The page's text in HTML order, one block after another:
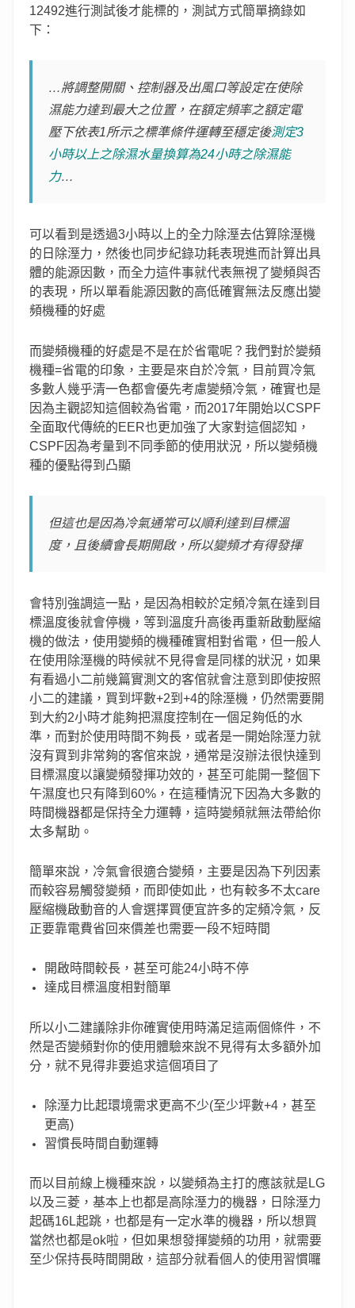
12492進行測試後才能標的，測試方式簡單摘錄如
下：
…將調整開關、控制器及出風口等設定在使除
濕能力達到最大之位置，在額定頻率之額定電
壓下依表1所示之標準條件運轉至穩定後測定3
小時以上之除濕水量換算為24小時之除濕能
力…
可以看到是透過3小時以上的全力除溼去估算除溼機
的日除溼力，然後也同步紀錄功耗表現進而計算出具
體的能源因數，而全力這件事就代表無視了變頻與否
的表現，所以單看能源因數的高低確實無法反應出變
頻機種的好處
而變頻機種的好處是不是在於省電呢？我們對於變頻
機種=省電的印象，主要是來自於冷氣，目前買冷氣
多數人幾乎清一色都會優先考慮變頻冷氣，確實也是
因為主觀認知這個較為省電，而2017年開始以CSPF
全面取代傳統的EER也更加強了大家對這個認知，
CSPF因為考量到不同季節的使用狀況，所以變頻機
種的優點得到凸顯
但這也是因為冷氣通常可以順利達到目標溫
度，且後續會長期開啟，所以變頻才有得發揮
會特別強調這一點，是因為相較於定頻冷氣在達到目
標溫度後就會停機，等到溫度升高後再重新啟動壓縮
機的做法，使用變頻的機種確實相對省電，但一般人
在使用除溼機的時候就不見得會是同樣的狀況，如果
有看過小二前幾篇實測文的客倌就會注意到即使按照
小二的建議，買到坪數+2到+4的除溼機，仍然需要開
到大約2小時才能夠把濕度控制在一個足夠低的水
準，而對於使用時間不夠長，或者是一開始除溼力就
沒有買到非常夠的客倌來說，通常是沒辦法很快達到
目標濕度以讓變頻發揮功效的，甚至可能開一整個下
午濕度也只有降到60%，在這種情況下因為大多數的
時間機器都是保持全力運轉，這時變頻就無法帶給你
太多幫助。
簡單來說，冷氣會很適合變頻，主要是因為下列因素
而較容易觸發變頻，而即使如此，也有較多不太care
壓縮機啟動音的人會選擇買便宜許多的定頻冷氣，反
正要靠電費省回來價差也需要一段不短時間
開啟時間較長，甚至可能24小時不停
達成目標溫度相對簡單
所以小二建議除非你確實使用時滿足這兩個條件，不
然是否變頻對你的使用體驗來說不見得有太多額外加
分，就不見得非要追求這個項目了
除溼力比起環境需求更高不少(至少坪數+4，甚至
更高)
習慣長時間自動運轉
而以目前線上機種來說，以變頻為主打的應該就是LG
以及三菱，基本上也都是高除溼力的機器，日除溼力
起碼16L起跳，也都是有一定水準的機器，所以想買
當然也都是ok啦，但如果想發揮變頻的功用，就需要
至少保持長時間開啟，這部分就看個人的使用習慣囉